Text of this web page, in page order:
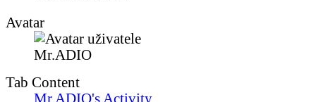
Avatar
Tab Content
Mr.ADIO's Activity